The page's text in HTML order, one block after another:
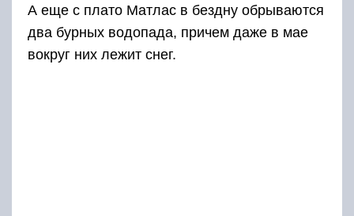
А еще с плато Матлас в бездну обрываются
два бурных водопада, причем даже в мае
вокруг них лежит снег.